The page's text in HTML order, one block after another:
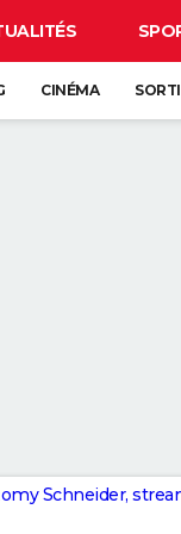
CINÉMA
Schneider,